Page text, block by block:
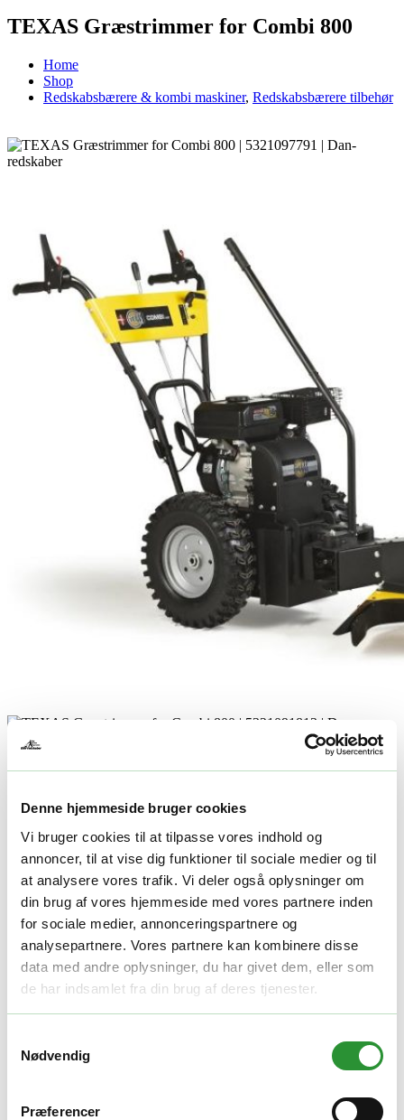
Denne hjemmeside bruger cookies
Vi bruger cookies til at tilpasse vores indhold og
annoncer, til at vise dig funktioner til sociale medier og til
at analysere vores trafik. Vi deler også oplysninger om
din brug af vores hjemmeside med vores partnere inden
for sociale medier, annonceringspartnere og
analysepartnere. Vores partnere kan kombinere disse
data med andre oplysninger, du har givet dem, eller som
de har indsamlet fra din brug af deres tjenester.
Nødvendig
Præferencer
TEXAS Græstrimmer for Combi 800
Home
Shop
Redskabsbærere & kombi maskiner, Redskabsbærere tilbehør
TEXAS Græstrimmer for Combi 800
kr.
Klargøring (Samles og klargøres med olie) – Ja tak (+250,00
+
Tilføj til kurv
Facebook Twitter LinkedIn Email
Yderligere information